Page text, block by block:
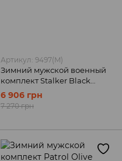
Артикул: 9497(M)
Зимний мужской военный
комплект Stalker Black
Camotec
6 906 грн
7 270 грн